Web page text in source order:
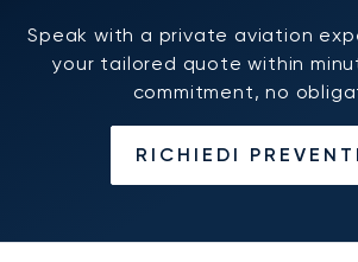
Speak with a private aviation
your tailored quote within
commitment, no
RICHIEDI